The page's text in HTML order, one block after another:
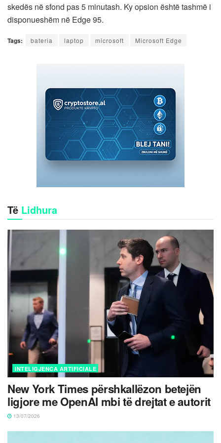
skedës në sfond pas 5 minutash. Ky opsion është tashmë i
disponueshëm në Edge 95.
Tags: bateria laptop microsoft Microsoft Edge
Të Lidhura
INTELIGJENCA ARTIFICIALE
New York Times përshkallëzon betejën
ligjore me OpenAI mbi të drejtat e autorit
13/07/2026